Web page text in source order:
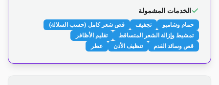
الخدمات المشمولة
حمام وشامبو تجفيف
قص شعر كامل (حسب السلالة)
تمشيط وإزالة الشعر المتساقط
تقليم الأظافر
قص وسائد القدم
تنظيف الأذن عطر